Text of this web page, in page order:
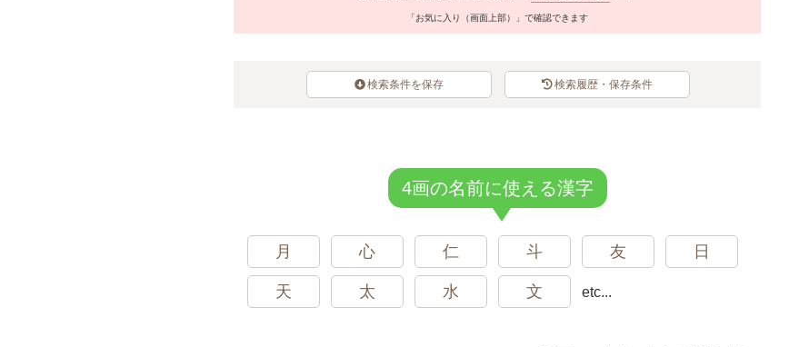
「お気に入り（画面上部）」で確認できます
検索条件を保存 検索履歴・保存条件
4画の名前に使える漢字
月 心 仁 斗 友 日
天 太 水 文 etc...